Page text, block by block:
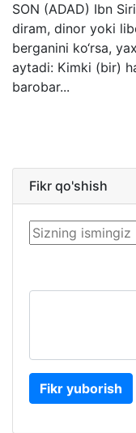
SON (ADAD) Ibn
diram, dinor yoki
berganini ko‘rsa,
aytadi: Kimki (bir)
barobar...
Fikr qo'shish
Fikr yuborish